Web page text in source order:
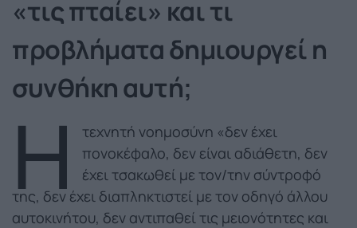
«τις πταίει» και τι
προβλήματα δημιουργεί η
συνθήκη αυτή;
Η
τεχνητή νοημοσύνη «δεν έχει
πονοκέφαλο, δεν είναι αδιάθετη, δεν
έχει τσακωθεί με τον/την σύντροφό
της, δεν έχει διαπληκτιστεί με τον οδηγό άλλου
αυτοκινήτου, δεν αντιπαθεί τις μειονότητες και